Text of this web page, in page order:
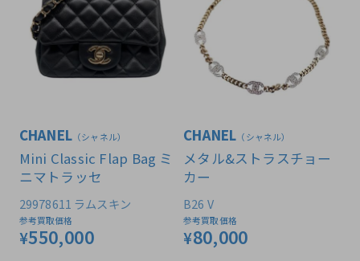
CHANEL （シャネル）
Mini Classic Flap Bag ミ
ニマトラッセ
29978611 ラムスキン
参考買取価格
¥550,000
CHANEL （シャネル）
メタル&ストラスチョー
カー
B26 V
参考買取価格
¥80,000